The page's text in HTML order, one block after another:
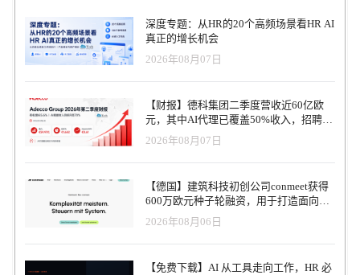
深度专题：从HR的20个高频场景看HR AI
真正的增长机会
2026年08月07日
【财报】德科集团二季度营收近60亿欧
元，其中AI代理已覆盖50%收入，招聘服
务进入运营重构阶段
2026年08月07日
【德国】建筑科技初创公司conmeet获得
600万欧元种子轮融资，用于打造面向贸
易和建筑行业的AI操作系统
2026年08月06日
【免费下载】AI 从工具走向工作，HR 必